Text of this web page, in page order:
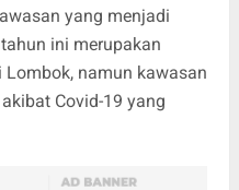
yang menjadi
ini merupakan
namun kawasan
Covid-19 yang